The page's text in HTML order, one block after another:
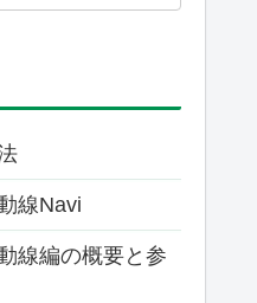
線Navi
線編の概要と参